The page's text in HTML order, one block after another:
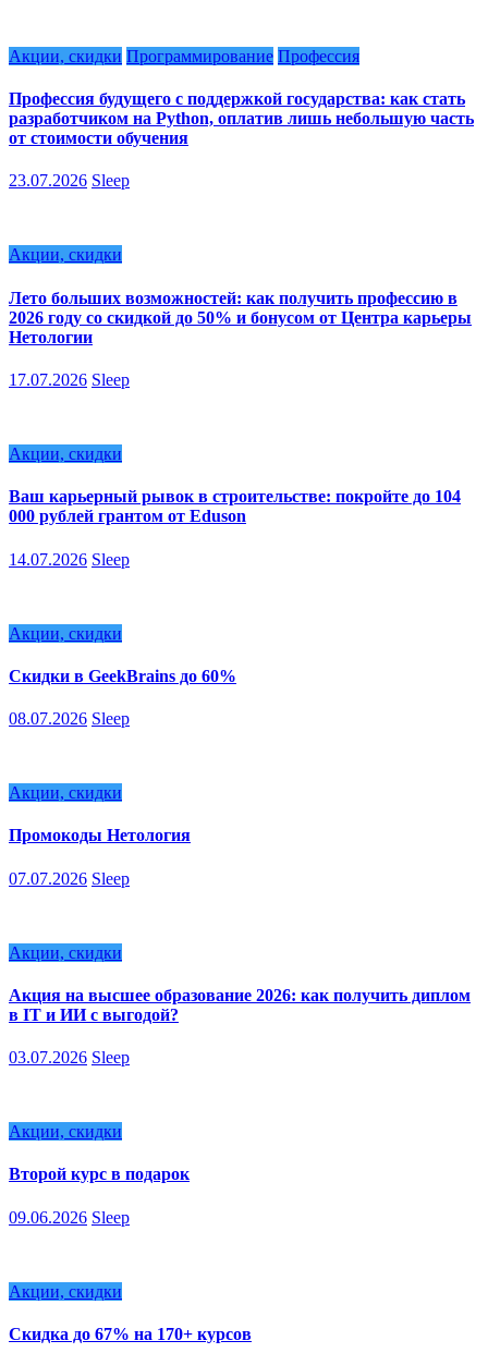
Акции, скидки Программирование Профессия
Профессия будущего с поддержкой государства: как стать
разработчиком на Python, оплатив лишь небольшую часть
от стоимости обучения
23.07.2026 Sleep
Акции, скидки
Лето больших возможностей: как получить профессию в
2026 году со скидкой до 50% и бонусом от Центра карьеры
Нетологии
17.07.2026 Sleep
Акции, скидки
Ваш карьерный рывок в строительстве: покройте до 104
000 рублей грантом от Eduson
14.07.2026 Sleep
Акции, скидки
Скидки в GeekBrains до 60%
08.07.2026 Sleep
Акции, скидки
Промокоды Нетология
07.07.2026 Sleep
Акции, скидки
Акция на высшее образование 2026: как получить диплом
в IT и ИИ с выгодой?
03.07.2026 Sleep
Акции, скидки
Второй курс в подарок
09.06.2026 Sleep
Акции, скидки
Скидка до 67% на 170+ курсов